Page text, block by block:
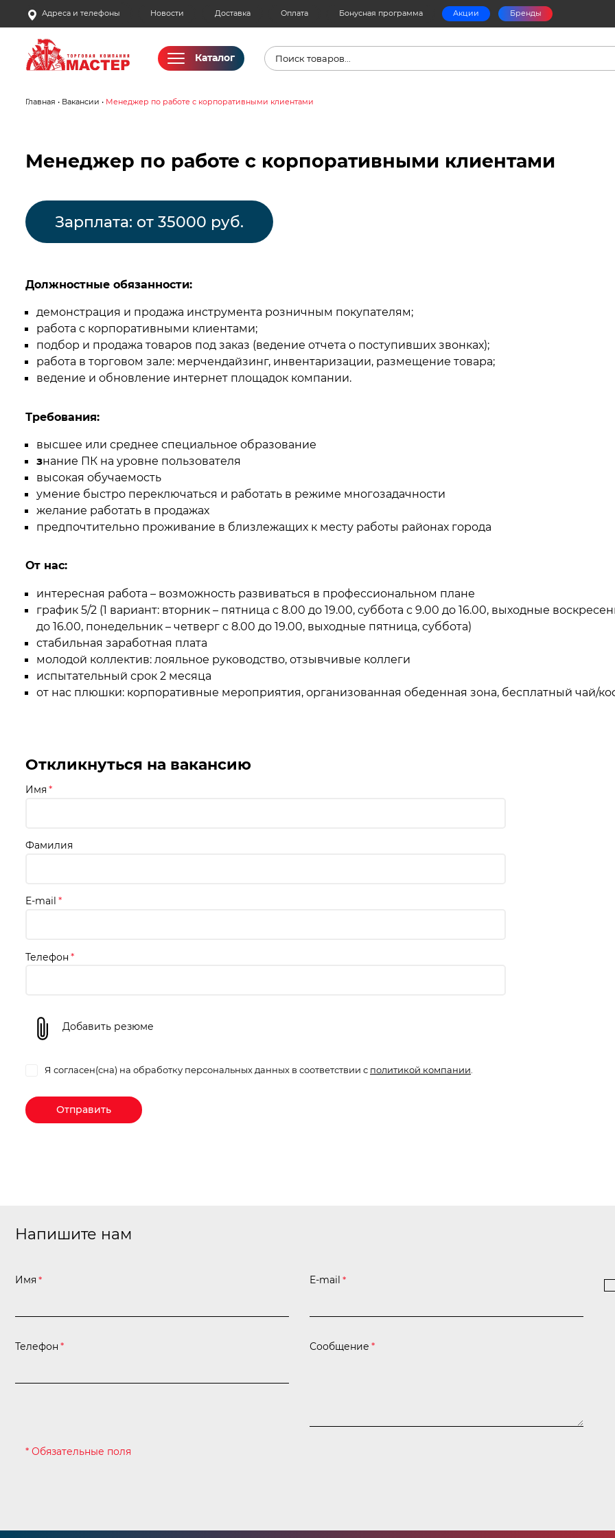
to
content
Адреса и телефоны Новости Доставка Оплата Бонусная программа Акции Бренды
Бассейны
Измерительное оборудование
Клининговое оборудование
Компрессорное оборудование
Новогодние товары
Подарочные сертификаты
Расходные материалы и оснастка
Сад-огород
Садовая техника
Спецодежда
Станки
Строительное оборудование
Электроинструмент
Каталог
Поиск
товаров
Главная • Вакансии • Менеджер по работе с корпоративными клиентами
Менеджер по работе с корпоративными клиентами
Зарплата: от 35000 руб.
Должностные обязанности:
демонстрация и продажа инструмента розничным покупателям;
работа с корпоративными клиентами;
подбор и продажа товаров под заказ (ведение отчета о поступивших звонках);
работа в торговом зале: мерчендайзинг, инвентаризации, размещение товара;
ведение и обновление интернет площадок компании.
Требования:
высшее или среднее специальное образование
знание ПК на уровне пользователя
высокая обучаемость
умение быстро переключаться и работать в режиме многозадачности
желание работать в продажах
предпочтительно проживание в близлежащих к месту работы районах города
От нас:
интересная работа – возможность развиваться в профессиональном плане
график 5/2 (1 вариант: вторник – пятница с 8.00 до 19.00, суббота с 9.00 до 16.00, выходные
до 16.00, понедельник – четверг с 8.00 до 19.00, выходные пятница, суббота)
стабильная заработная плата
молодой коллектив: лояльное руководство, отзывчивые коллеги
испытательный срок 2 месяца
от нас плюшки: корпоративные мероприятия, организованная обеденная зона, бесплатный чай/
Откликнуться на вакансию
Имя *
Фамилия
E-mail *
Телефон *
Добавить резюме
Я согласен(сна) на обработку персональных данных в соответствии с политикой компании
Отправить
Напишите нам
Имя * E-mail *
Телефон * Сообщение *
* Обязательные поля